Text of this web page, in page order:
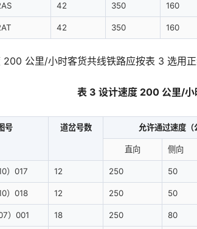
42 350 160
42 350 160
200 公里/小时客货共线铁路应按表 3 选用正
表 3 设计速度 200 公里/小
号 道岔号数 允许通过速度（
直向 侧向
）017 12 250 50
）018 12 250 50
）001 18 250 80